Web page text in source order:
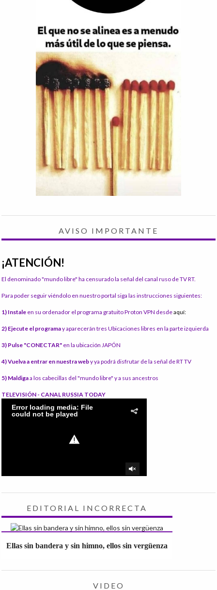
AVISO IMPORTANTE
¡ATENCIÓN!
El denominado "mundo libre" ha censurado la señal del canal ruso de TV RT.
Para poder seguir viéndolo en nuestro portal siga las instrucciones siguientes:
1) Instale en su ordenador el programa gratuito Proton VPN desdeaquí:
2) Ejecute el programay aparecerán tres Ubicaciones libres en la parte izquierda
3) Pulse "CONECTAR" en la ubicación JAPÓN
4) Vuelva a entrar en nuestra weby ya podrá disfrutar de la señal de RT TV
5) Maldigaa los cabecillas del "mundo libre" y a sus ancestros
TELEVISIÓN - CANAL RUSSIA TODAY
EDITORIAL INCORRECTA
Ellas sin bandera y sin himno, ellos sin vergüenza
VIDEO